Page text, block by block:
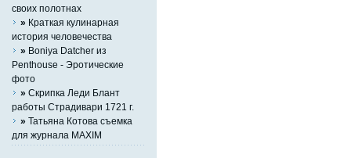
своих полотнах
» Краткая кулинарная
история человечества
» Boniya Datcher из
Penthouse - Эротические
фото
» Скрипка Леди Блант
работы Страдивари 1721 г.
» Татьяна Котова съемка
для журнала MAXIM